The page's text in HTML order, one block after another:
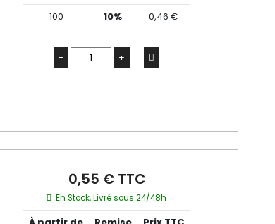
100
10% 0,46 €
- +
0,55 € TTC
En Stock, Livré sous 24/48h